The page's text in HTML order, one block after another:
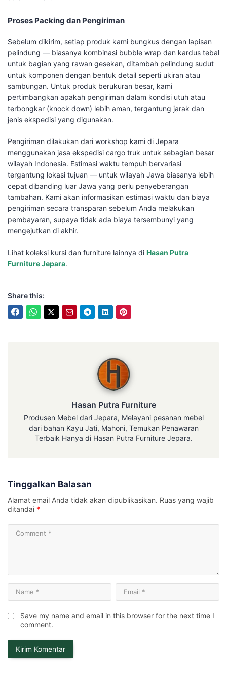
Proses Packing dan Pengiriman
Sebelum dikirim, setiap produk kami bungkus dengan lapisan
pelindung — biasanya kombinasi bubble wrap dan kardus tebal
untuk bagian yang rawan gesekan, ditambah pelindung sudut
untuk komponen dengan bentuk detail seperti ukiran atau
sambungan. Untuk produk berukuran besar, kami
pertimbangkan apakah pengiriman dalam kondisi utuh atau
terbongkar (knock down) lebih aman, tergantung jarak dan
jenis ekspedisi yang digunakan.
Pengiriman dilakukan dari workshop kami di Jepara
menggunakan jasa ekspedisi cargo truk untuk sebagian besar
wilayah Indonesia. Estimasi waktu tempuh bervariasi
tergantung lokasi tujuan — untuk wilayah Jawa biasanya lebih
cepat dibanding luar Jawa yang perlu penyeberangan
tambahan. Kami akan informasikan estimasi waktu dan biaya
pengiriman secara transparan sebelum Anda melakukan
pembayaran, supaya tidak ada biaya tersembunyi yang
mengejutkan di akhir.
Lihat koleksi kursi dan furniture lainnya di Hasan Putra
Furniture Jepara.
Share this:
Hasan Putra Furniture
Produsen Mebel dari Jepara, Melayani pesanan mebel
dari bahan Kayu Jati, Mahoni, Temukan Penawaran
Terbaik Hanya di Hasan Putra Furniture Jepara.
Tinggalkan Balasan
Alamat email Anda tidak akan dipublikasikan. Ruas yang wajib
ditandai *
Save my name and email in this browser for the next time I
comment.